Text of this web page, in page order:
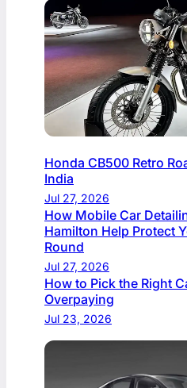
Honda CB500 Retro
India
Jul 27, 2026
How Mobile Car
Hamilton Help Protect
Round
Jul 27, 2026
How to Pick the Right
Overpaying
Jul 23, 2026